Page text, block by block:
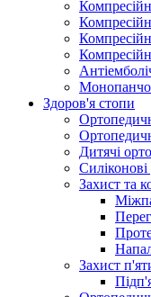
Здоров'я стопи
Дитячі
Силіконові
Захист та
Захист